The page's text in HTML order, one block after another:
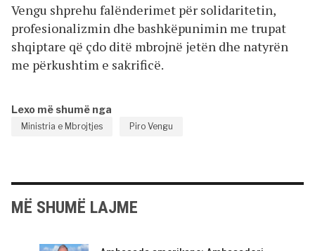
Vengu shprehu falënderimet për solidaritetin,
profesionalizmin dhe bashkëpunimin me trupat
shqiptare që çdo ditë mbrojnë jetën dhe natyrën
me përkushtim e sakrificë.
Lexo më shumë nga
Ministria e Mbrojtjes Piro Vengu
MË SHUMË LAJME